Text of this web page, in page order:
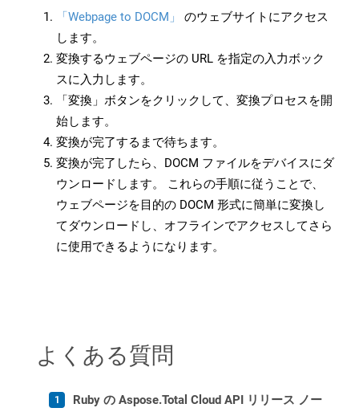
「Webpage to DOCM」
のウェブサイトにアクセス
します。
変換するウェブページの URL を指定の入力ボック
スに入力します。
「変換」ボタンをクリックして、変換プロセスを開
始します。
変換が完了するまで待ちます。
変換が完了したら、DOCM ファイルをデバイスにダ
ウンロードします。 これらの手順に従うことで、
ウェブページを目的の DOCM 形式に簡単に変換し
てダウンロードし、オフラインでアクセスしてさら
に使用できるようになります。
よくある質問
Ruby の Aspose.Total Cloud API リリース ノー